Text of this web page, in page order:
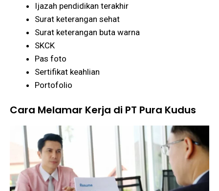
Ijazah pendidikan terakhir
Surat keterangan sehat
Surat keterangan buta warna
SKCK
Pas foto
Sertifikat keahlian
Portofolio
Cara Melamar Kerja di PT Pura Kudus